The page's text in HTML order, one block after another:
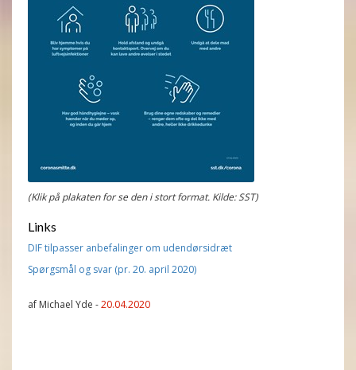
(Klik på plakaten for se den i stort format. Kilde: SST)
Links
DIF tilpasser anbefalinger om udendørsidræt
Spørgsmål og svar (pr. 20. april 2020)
af Michael Yde -20.04.2020